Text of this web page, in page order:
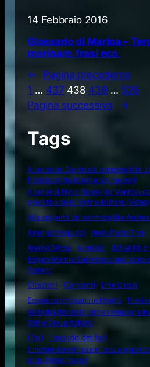
14 Febbraio 2016
Glossario di Marina –
marinare, frasi ecc.
←
Pagina precedente
1 … 437 438 439 … 526
Pagina successiva
→
Tags
A bordo del Dandolo il sommergibile
Fredda contro le minacce nucleari
A bordo di Nave Raimondo
operativo della Marina Militare (Video)
Alla scoperta del sommergibile
Amerigo Vespucci
Amm. Paolo Treu
Analisi Difesa
Aneddoti Attualità e
Brigata Marina San Marco: una storia
Terram"
Citazioni
Concorsi
Ente Circoli
Essere commissario in Marina
Frasi
Gli highlights della prima campagna
Strike Group italiano
I fari
Il mondo dei fari
Il motore diesel navale: la sua
propulsione navale